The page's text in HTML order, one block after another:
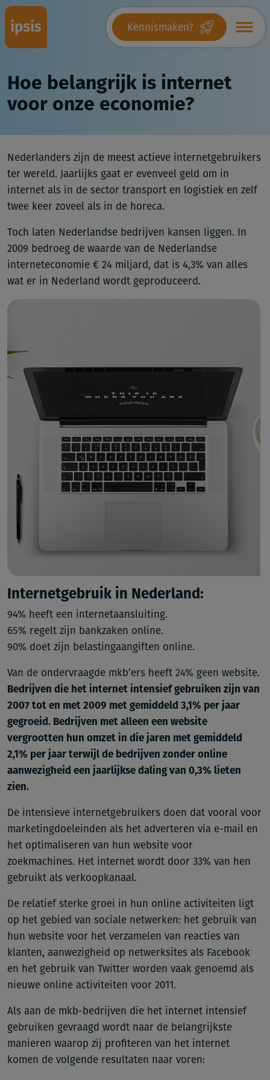
Kennismaken?
Hoe belangrijk is internet
voor onze economie?
Nederlanders zijn de meest actieve internetgebruikers
ter wereld. Jaarlijks gaat er evenveel geld om in
internet als in de sector transport en logistiek en zelf
twee keer zoveel als in de horeca.
Toch laten Nederlandse bedrijven kansen liggen. In
2009 bedroeg de waarde van de Nederlandse
interneteconomie € 24 miljard, dat is 4,3% van alles
wat er in Nederland wordt geproduceerd.
Internetgebruik in Nederland:
94% heeft een internetaansluiting.
65% regelt zijn bankzaken online.
90% doet zijn belastingaangiften online.
Van de ondervraagde mkb’ers heeft 24% geen website.
Bedrijven die het internet intensief gebruiken zijn van
2007 tot en met 2009 met gemiddeld 3,1% per jaar
gegroeid. Bedrijven met alleen een website
vergrootten hun omzet in die jaren met gemiddeld
2,1% per jaar terwijl de bedrijven zonder online
aanwezigheid een jaarlijkse daling van 0,3% lieten
zien.
De intensieve internetgebruikers doen dat vooral voor
marketingdoeleinden als het adverteren via e-mail en
het optimaliseren van hun website voor
zoekmachines. Het internet wordt door 33% van hen
gebruikt als verkoopkanaal.
De relatief sterke groei in hun online activiteiten ligt
op het gebied van sociale netwerken: het gebruik van
hun website voor het verzamelen van reacties van
klanten, aanwezigheid op netwerksites als Facebook
en het gebruik van Twitter worden vaak genoemd als
nieuwe online activiteiten voor 2011.
Als aan de mkb-bedrijven die het internet intensief
gebruiken gevraagd wordt naar de belangrijkste
manieren waarop zij profiteren van het internet
komen de volgende resultaten naar voren: